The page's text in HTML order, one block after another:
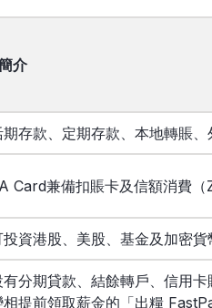
介
期存款、定期存款、本地轉賬
Card兼備扣賬卡及信額消費
投資港股、美股、基金及加密貨
有分期貸款、結餘轉戶、信用
相提前領取薪金的「出糧